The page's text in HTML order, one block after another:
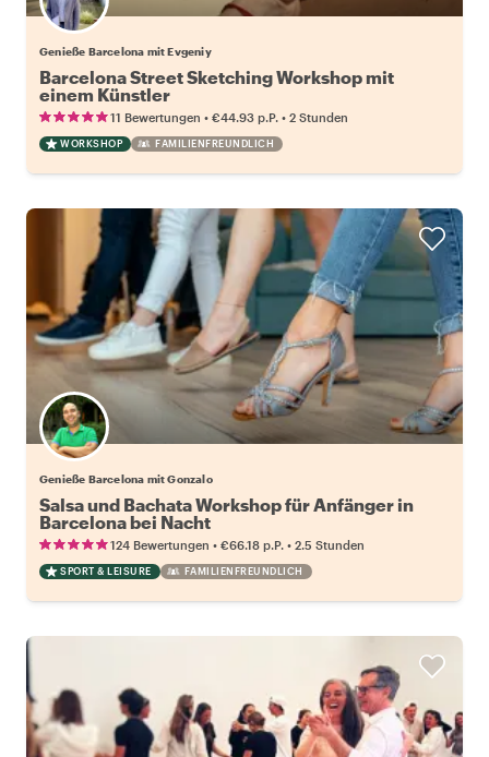
Genieße Barcelona mit Evgeniy
Barcelona Street Sketching Workshop mit
einem Künstler
11 Bewertungen • €44.93 p.P. • 2 Stunden
WORKSHOP FAMILIENFREUNDLICH
Genieße Barcelona mit Gonzalo
Salsa und Bachata Workshop für Anfänger in
Barcelona bei Nacht
124 Bewertungen • €66.18 p.P. • 2.5 Stunden
SPORT & LEISURE FAMILIENFREUNDLICH